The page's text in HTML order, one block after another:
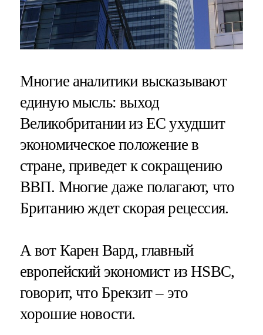
Многие аналитики высказывают
единую мысль: выход
Великобритании из ЕС ухудшит
экономическое положение в
стране, приведет к сокращению
ВВП. Многие даже полагают, что
Британию ждет скорая рецессия.
А вот Карен Вард, главный
европейский экономист из HSBC,
говорит, что Брекзит – это
хорошие новости.